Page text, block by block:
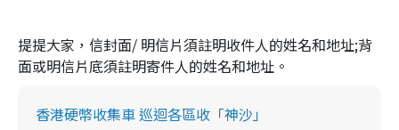
提提大家，信封面/ 明信片須註明收件人的姓名和地址;背
面或明信片底須註明寄件人的姓名和地址。
香港硬幣收集車 巡迴各區收「神沙」